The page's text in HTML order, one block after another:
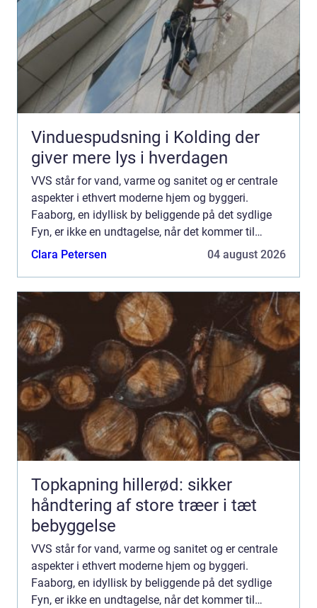
Vinduespudsning i Kolding der
giver mere lys i hverdagen
VVS står for vand, varme og sanitet og er centrale
aspekter i ethvert moderne hjem og byggeri.
Faaborg, en idyllisk by beliggende på det sydlige
Fyn, er ikke en undtagelse, når det kommer til
behovet for kvalificeret VVS-service. In...
Clara Petersen 04 august 2026
Topkapning hillerød: sikker
håndtering af store træer i tæt
bebyggelse
VVS står for vand, varme og sanitet og er centrale
aspekter i ethvert moderne hjem og byggeri.
Faaborg, en idyllisk by beliggende på det sydlige
Fyn, er ikke en undtagelse, når det kommer til